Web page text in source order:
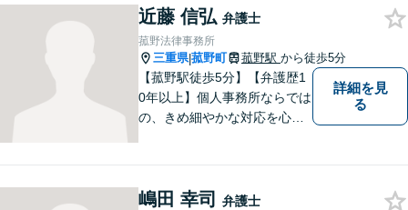
いても、あなたの身近な相談
役として、あなたの力になり
ます。
近藤 信弘 弁護士
菰野法律事務所
三重県|菰野町 菰野駅 から徒歩5分
【菰野駅徒歩5分】【弁護歴1
0年以上】個人事務所ならでは
の、きめ細やかな対応を心が
行います！【完全個室】
詳細を見
る
嶋田 幸司 弁護士